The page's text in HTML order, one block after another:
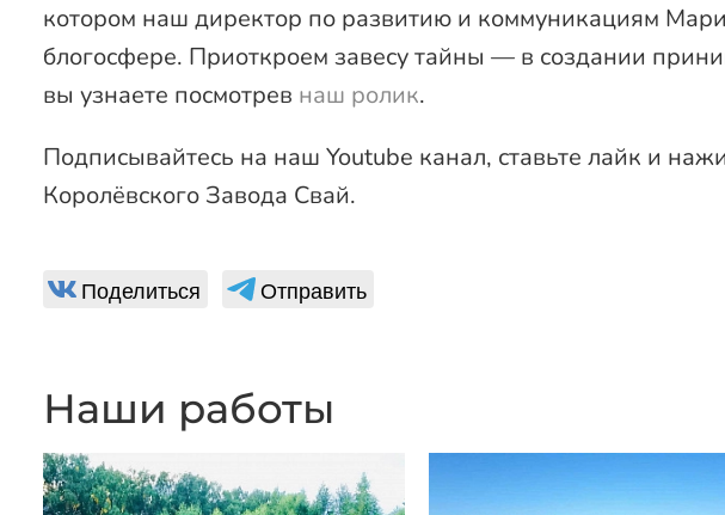
котором наш директор по развитию и коммуникациям
блогосфере. Приоткроем завесу тайны — в создании
вы узнаете посмотрев наш ролик.
Подписывайтесь на наш Youtube канал, ставьте лайк и
Королёвского Завода Свай.
Поделиться Отправить
Наши работы